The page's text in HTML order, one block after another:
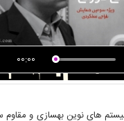
00:00
میگردد، شماره 68 از رادیو808 را به معرفی یکی از